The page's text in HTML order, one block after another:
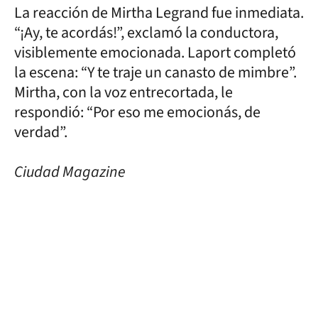
La reacción de Mirtha Legrand fue inmediata.
“¡Ay, te acordás!”, exclamó la conductora,
visiblemente emocionada. Laport completó
la escena: “Y te traje un canasto de mimbre”.
Mirtha, con la voz entrecortada, le
respondió: “Por eso me emocionás, de
verdad”.
Ciudad Magazine